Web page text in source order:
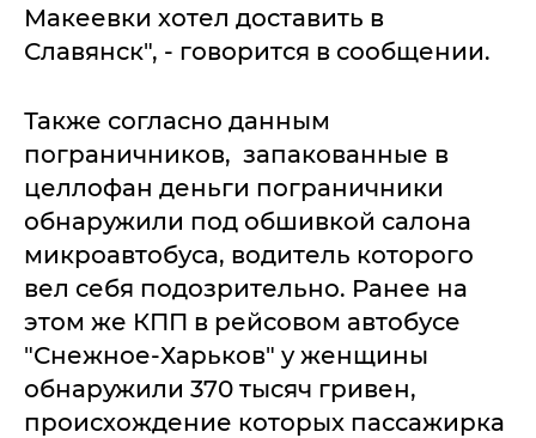
Макеевки хотел доставить в
Славянск", - говорится в сообщении.
Также согласно данным
пограничников, запакованные в
целлофан деньги пограничники
обнаружили под обшивкой салона
микроавтобуса, водитель которого
вел себя подозрительно. Ранее на
этом же КПП в рейсовом автобусе
"Снежное-Харьков" у женщины
обнаружили 370 тысяч гривен,
происхождение которых пассажирка